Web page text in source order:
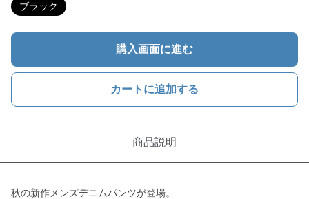
ブラック
購入画面に進む
カートに追加する
商品説明
秋の新作メンズデニムパンツが登場。